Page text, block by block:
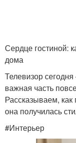
Сердце гостиной:
дома
Телевизор
важная часть
Рассказываем,
она получилась
#Интерьер